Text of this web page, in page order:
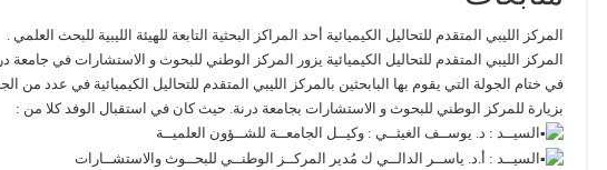
المركز الليبي المتقدم للتحاليل الكيميائية أحد المراكز البحثية التابعة للهيئة الليبية للبحث العلمي .
المركز الليبي المتقدم للتحاليل الكيميائية يزور المركز الوطني للبحوث و الاستشارات في جامعة
في ختام الجولة التي يقوم بها البابحثين بالمركز الليبي المتقدم للتحاليل الكيميائية في عدد من
بزيارة للمركز الوطني للبحوث و الاستشارات بجامعة درنة. حيث كان في استقبال الوفد كلا من :
السيــد : د. يوســف الغيثــي : وكيــل الجامعــة للشــؤون العلميــة
السيــد : أ.د. ياســر الدالــي ك مُدير المركــز الوطنــي للبحــوث والاستشــارات